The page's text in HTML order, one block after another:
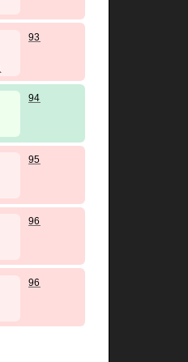
93
94
95
96
96